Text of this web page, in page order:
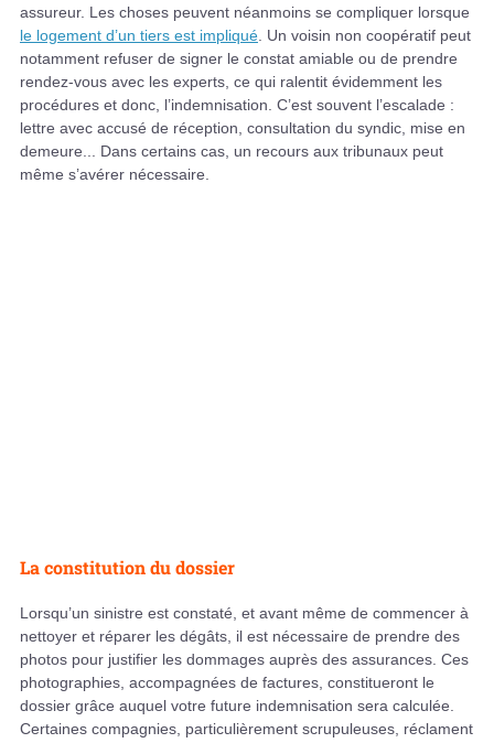
assureur. Les choses peuvent néanmoins se compliquer lorsque
le logement d’un tiers est impliqué . Un voisin non coopératif peut
notamment refuser de signer le constat amiable ou de prendre
rendez-vous avec les experts, ce qui ralentit évidemment les
procédures et donc, l’indemnisation. C’est souvent l’escalade :
lettre avec accusé de réception, consultation du syndic, mise en
demeure... Dans certains cas, un recours aux tribunaux peut
même s’avérer nécessaire.
La constitution du dossier
Lorsqu’un sinistre est constaté, et avant même de commencer à
nettoyer et réparer les dégâts, il est nécessaire de prendre des
photos pour justifier les dommages auprès des assurances. Ces
photographies, accompagnées de factures, constitueront le
dossier grâce auquel votre future indemnisation sera calculée.
Certaines compagnies, particulièrement scrupuleuses, réclament